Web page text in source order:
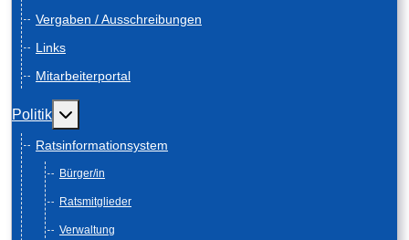
Vergaben / Ausschreibungen
Links
Mitarbeiterportal
Politik Weitere Informationen: Politik
Ratsinformationsystem
Bürger/in
Ratsmitglieder
Verwaltung